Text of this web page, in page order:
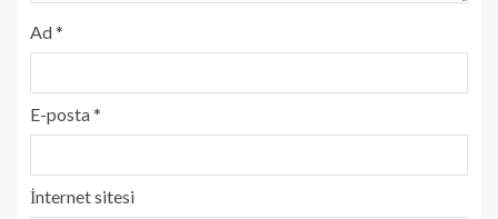
Ad*
E-posta*
İnternet sitesi